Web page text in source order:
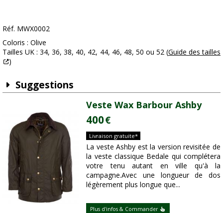
Réf. MWX0002
Coloris : Olive
Tailles UK : 34, 36, 38, 40, 42, 44, 46, 48, 50 ou 52 (Guide des tailles
)
Suggestions
Veste Wax Barbour Ashby
400€
Livraison gratuite*
La veste Ashby est la version revisitée de
la veste classique Bedale qui complétera
votre tenu autant en ville qu'à la
campagne.Avec une longueur de dos
légèrement plus longue que...
Plus d'infos & Commander